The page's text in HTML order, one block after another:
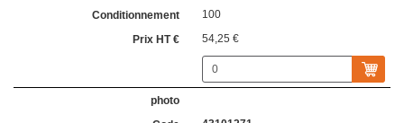
100
54,25 €